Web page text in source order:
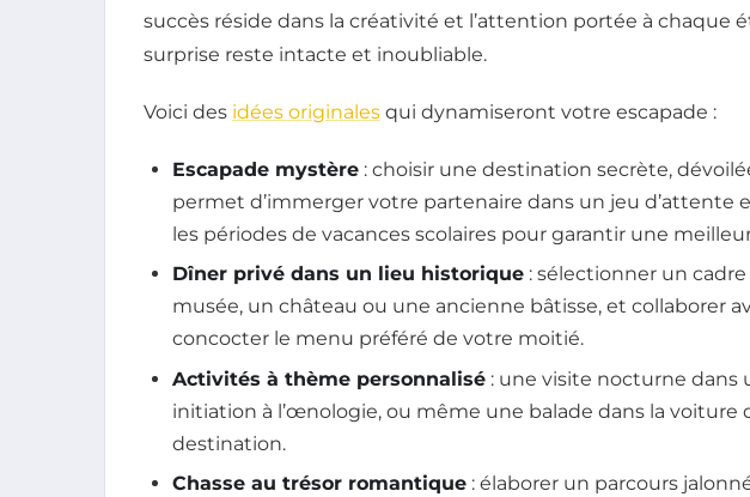
succès réside dans la créativité et l’attention portée à chaque
surprise reste intacte et inoubliable.
Voici des idées originales qui dynamiseront votre escapade :
Escapade mystère : choisir une destination secrète,
permet d’immerger votre partenaire dans un jeu d’attente
les périodes de vacances scolaires pour garantir une
Dîner privé dans un lieu historique : sélectionner un
musée, un château ou une ancienne bâtisse, et collaborer
concocter le menu préféré de votre moitié.
Activités à thème personnalisé : une visite nocturne dans
initiation à l’œnologie, ou même une balade dans la voiture
destination.
Chasse au trésor romantique : élaborer un parcours